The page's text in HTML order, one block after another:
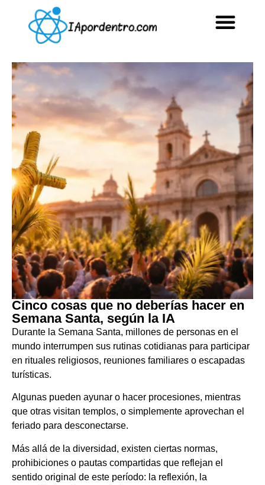
Cinco cosas que no deberías hacer en
Semana Santa, según la IA
Durante la Semana Santa, millones de personas en el
mundo interrumpen sus rutinas cotidianas para participar
en rituales religiosos, reuniones familiares o escapadas
turísticas.
Algunas pueden ayunar o hacer procesiones, mientras
que otras visitan templos, o simplemente aprovechan el
feriado para desconectarse.
Más allá de la diversidad, existen ciertas normas,
prohibiciones o pautas compartidas que reflejan el
sentido original de este período: la reflexión, la